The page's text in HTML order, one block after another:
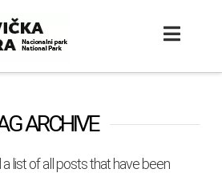
ARCHIVE
list of all posts that have been